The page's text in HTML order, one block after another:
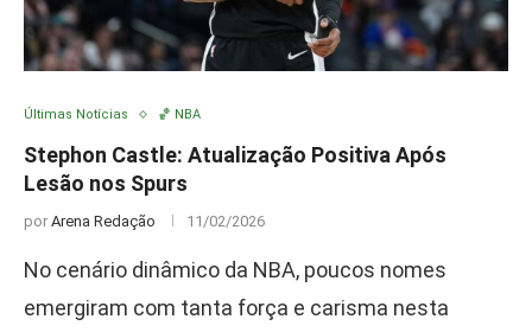
Últimas Notícias 🏀 NBA
Stephon Castle: Atualização Positiva Após
Lesão nos Spurs
por Arena Redação 11/02/2026
No cenário dinâmico da NBA, poucos nomes
emergiram com tanta força e carisma nesta